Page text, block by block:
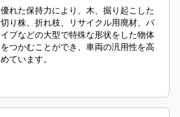
優れた保持力により、木、掘り起こした
切り株、折れ枝、リサイクル用廃材、パ
イプなどの大型で特殊な形状をした物体
をつかむことができ、車両の汎用性を高
めています。